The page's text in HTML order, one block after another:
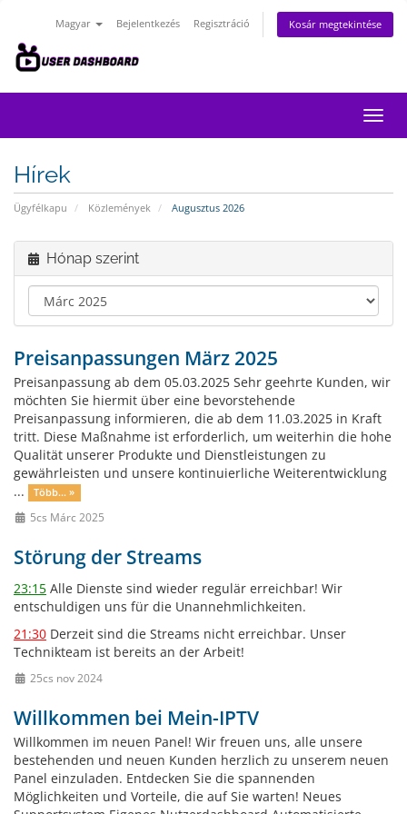
Magyar Bejelentkezés Regisztráció Kosár megtekintése
a
Hírek
Ügyfélkapu Közlemények Augusztus 2026
Hónap szerint
Preisanpassungen März 2025
Preisanpassung ab dem 05.03.2025 Sehr geehrte Kunden, wir
möchten Sie hiermit über eine bevorstehende
Preisanpassung informieren, die ab dem 11.03.2025 in Kraft
tritt. Diese Maßnahme ist erforderlich, um weiterhin die hohe
Qualität unserer Produkte und Dienstleistungen zu
gewährleisten und unsere kontinuierliche Weiterentwicklung
...
Több... »
5cs Márc 2025
Störung der Streams
23:15 Alle Dienste sind wieder regulär erreichbar! Wir
entschuldigen uns für die Unannehmlichkeiten.
21:30 Derzeit sind die Streams nicht erreichbar. Unser
Technikteam ist bereits an der Arbeit!
25cs nov 2024
Willkommen bei Mein-IPTV
Willkommen im neuen Panel! Wir freuen uns, alle unsere
bestehenden und neuen Kunden herzlich zu unserem neuen
Panel einzuladen. Entdecken Sie die spannenden
Möglichkeiten und Vorteile, die auf Sie warten! Neues